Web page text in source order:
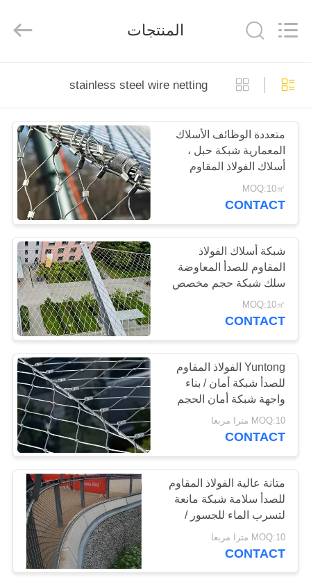
الصفحة
الرئيسية
منتجات
معلومات
جولة
المعمل
مراقبة
الجودة
اتصل
أخبار
اطلب
اقتباس
Metal
Mesh
All
Reserved.
المنتجات
stainless steel wire netting
متعددة الوظائف الأسلاك
المعمارية شبكة حبل ،
أسلاك الفولاذ المقاوم
للصدأ المعاوضة
MOQ:10㎡
CONTACT
شبكة أسلاك الفولاذ
المقاوم للصدأ المعاوضة
سلك شبكة حجم مخصص
CE معتمد
MOQ:10㎡
CONTACT
Yuntong الفولاذ المقاوم
للصدأ شبكة أمان / بناء
واجهة شبكة أمان الحجم
حسب الطلب
MOQ:10 مترا مربعا
CONTACT
متانة عالية الفولاذ المقاوم
للصدأ سلامة شبكة مانعة
لتسرب الماء للجسور /
قارب
MOQ:10 مترا مربعا
CONTACT